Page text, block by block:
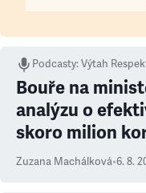
Podcasty:Výtah
Bouře na
analýzu o
skoro milion
Zuzana Machálková•6. 8.